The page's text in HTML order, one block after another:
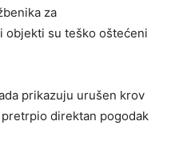
za
objekti su teško oštećeni
prikazuju urušen krov
direktan pogodak